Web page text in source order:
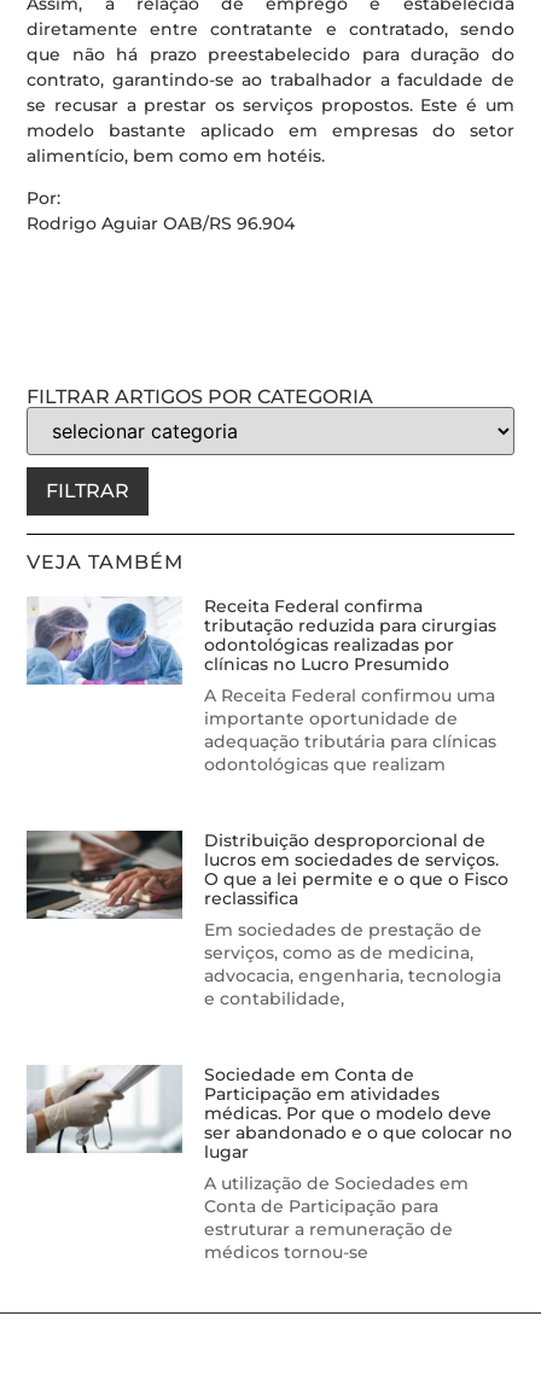
diretamente entre contratante e contratado, sendo
que não há prazo preestabelecido para duração do
contrato, garantindo-se ao trabalhador a faculdade de
se recusar a prestar os serviços propostos. Este é um
modelo bastante aplicado em empresas do setor
alimentício, bem como em hotéis.
Por:
Rodrigo Aguiar OAB/RS 96.904
FILTRAR ARTIGOS POR CATEGORIA
FILTRAR
VEJA TAMBÉM
Receita Federal confirma
tributação reduzida para cirurgias
odontológicas realizadas por
clínicas no Lucro Presumido
A Receita Federal confirmou uma
importante oportunidade de
adequação tributária para clínicas
odontológicas que realizam
Distribuição desproporcional de
lucros em sociedades de serviços.
O que a lei permite e o que o Fisco
reclassifica
Em sociedades de prestação de
serviços, como as de medicina,
advocacia, engenharia, tecnologia
e contabilidade,
Sociedade em Conta de
Participação em atividades
médicas. Por que o modelo deve
ser abandonado e o que colocar no
lugar
A utilização de Sociedades em
Conta de Participação para
estruturar a remuneração de
médicos tornou-se